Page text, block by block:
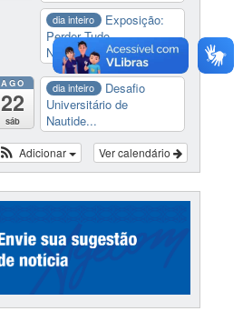
dia inteiro
Exposição:
Perder Tudo.
Novament...
AGO
22
sáb
dia inteiro
Desafio
Universitário de
Nautide...
Ver calendário
Adicionar